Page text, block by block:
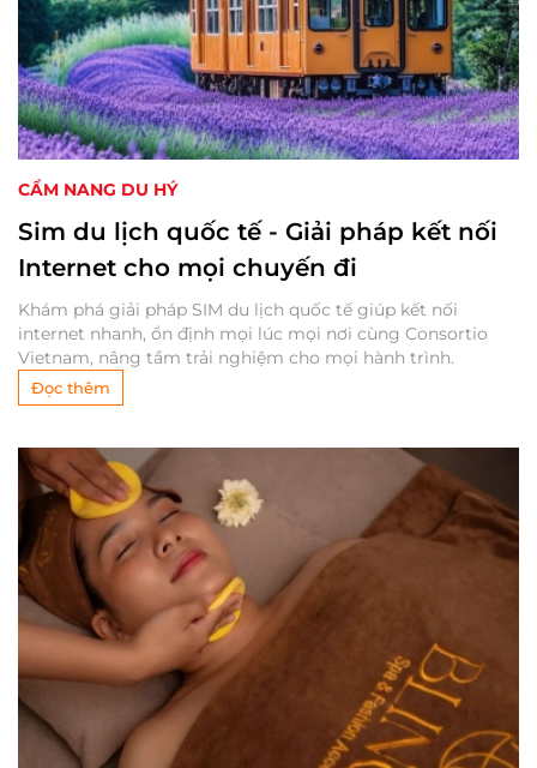
CẨM NANG DU HÝ
Sim du lịch quốc tế - Giải pháp kết nối
Internet cho mọi chuyến đi
Khám phá giải pháp SIM du lịch quốc tế giúp kết nối
internet nhanh, ổn định mọi lúc mọi nơi cùng Consortio
Vietnam, nâng tầm trải nghiệm cho mọi hành trình.
Đọc thêm